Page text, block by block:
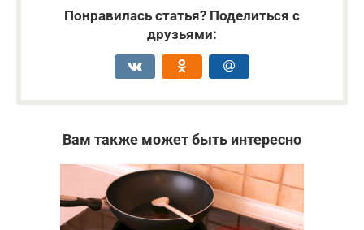
Понравилась статья? Поделиться с
друзьями:
Вам также может быть интересно